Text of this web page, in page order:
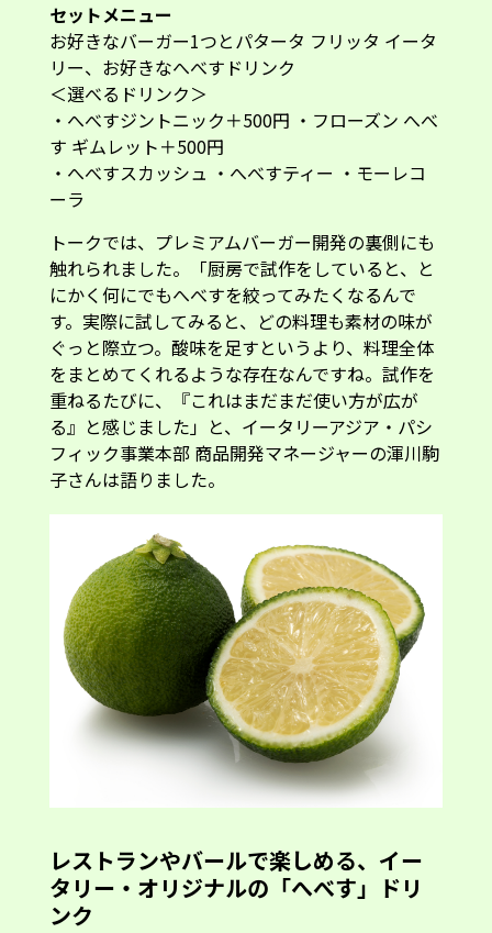
セットメニュー
お好きなバーガー1つとパタータ フリッタ イータ
リー、お好きなへべすドリンク
＜選べるドリンク＞
・へべすジントニック＋500円 ・フローズン へべ
す ギムレット＋500円
・へべすスカッシュ ・へべすティー ・モーレコ
ーラ
トークでは、プレミアムバーガー開発の裏側にも
触れられました。「厨房で試作をしていると、と
にかく何にでもへべすを絞ってみたくなるんで
す。実際に試してみると、どの料理も素材の味が
ぐっと際立つ。酸味を足すというより、料理全体
をまとめてくれるような存在なんですね。試作を
重ねるたびに、『これはまだまだ使い方が広が
る』と感じました」と、イータリーアジア・パシ
フィック事業本部 商品開発マネージャーの渾川駒
子さんは語りました。
レストランやバールで楽しめる、イー
タリー・オリジナルの「へべす」ドリ
ンク